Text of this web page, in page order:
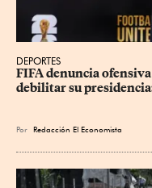
DEPORTES
FIFA denuncia
debilitar su
Por Redacción El Economista